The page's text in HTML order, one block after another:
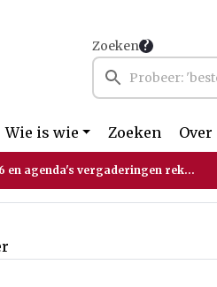
Zoeken
Wie is wie Zoeken Over
vergaderingen rekenkamer